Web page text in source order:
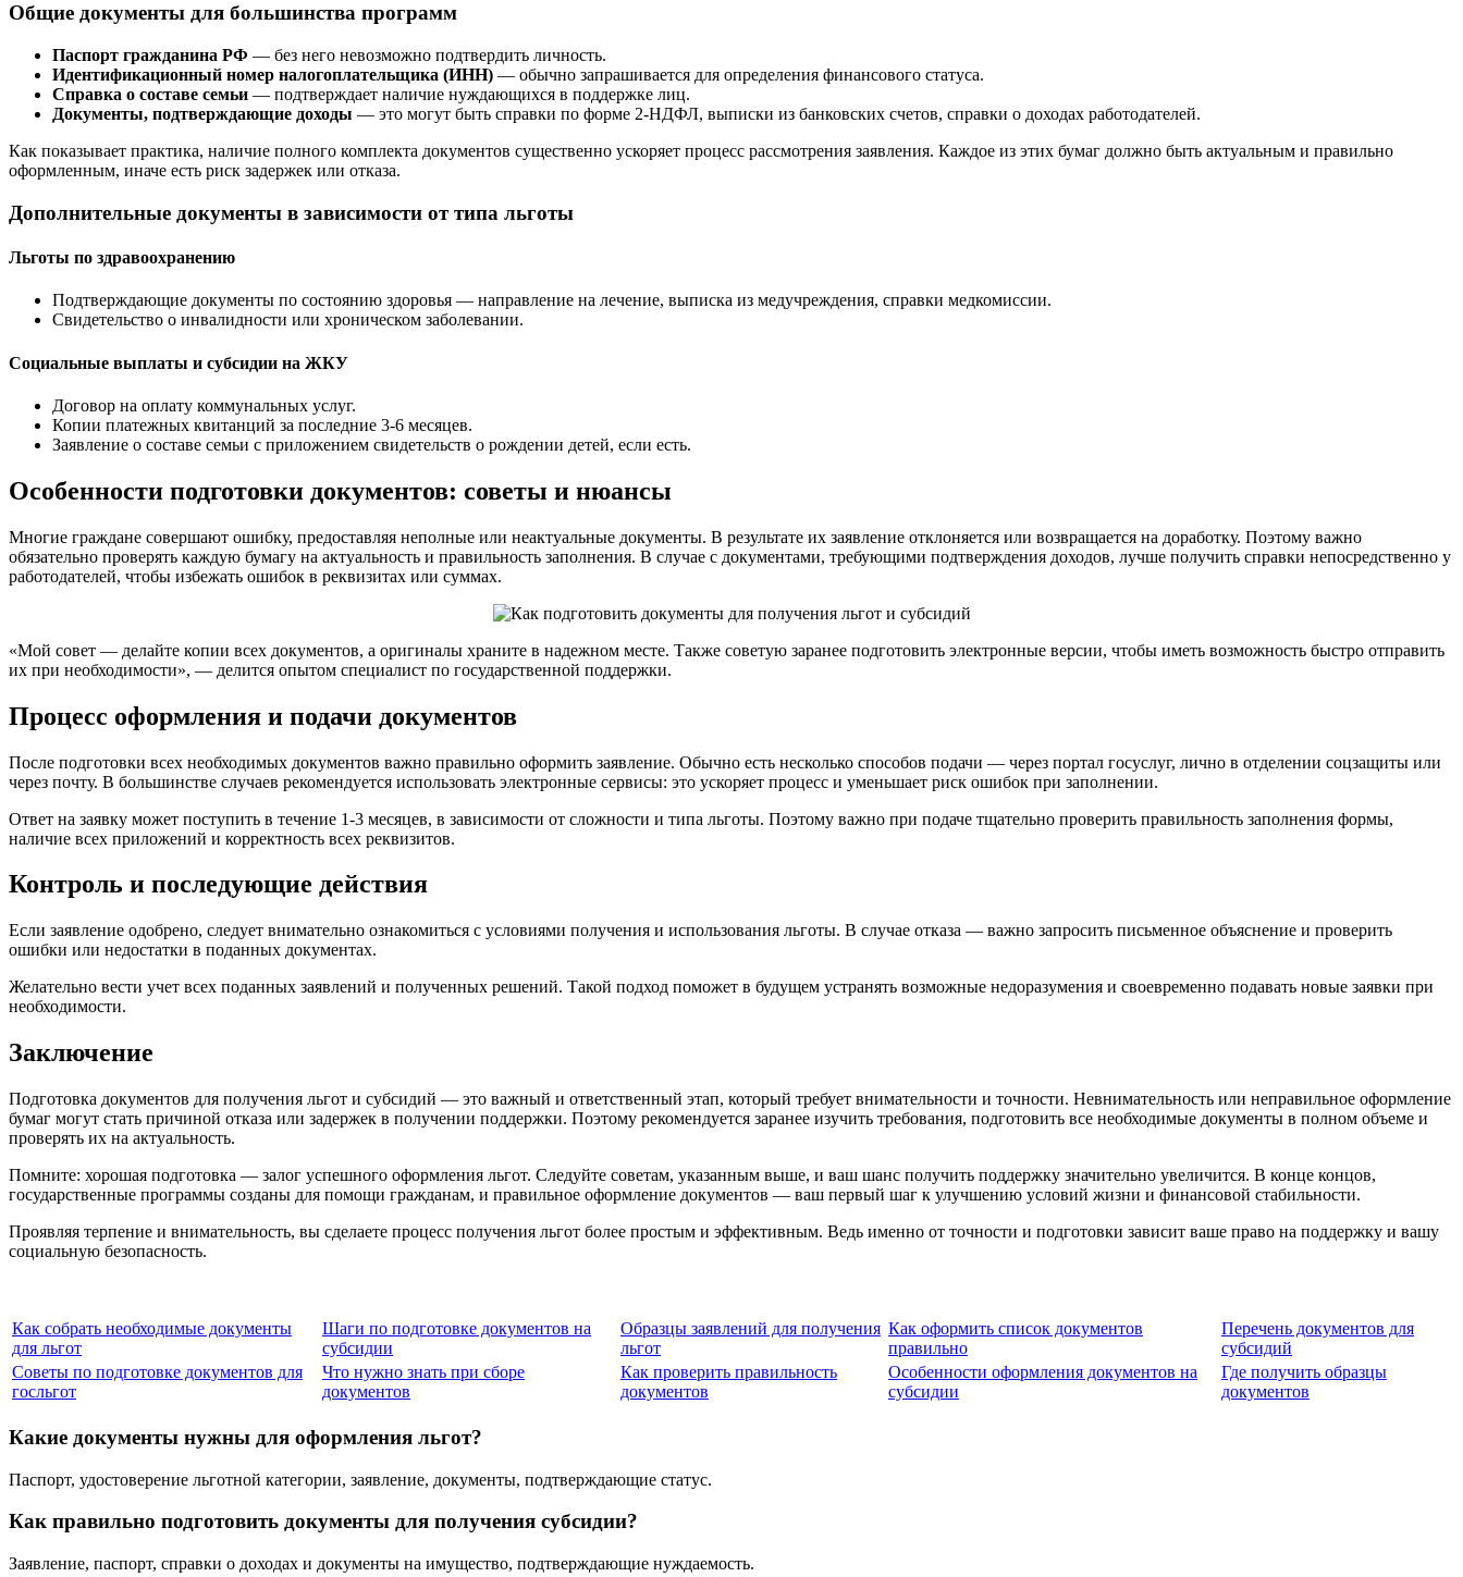
Общие документы для большинства программ
Паспорт гражданина РФ — без него невозможно подтвердить личность.
Идентификационный номер налогоплательщика (ИНН) — обычно запрашивается для определения финансового статуса.
Справка о составе семьи — подтверждает наличие нуждающихся в поддержке лиц.
Документы, подтверждающие доходы — это могут быть справки по форме 2-НДФЛ, выписки из банковских счетов, справки о доходах работодателей.
Как показывает практика, наличие полного комплекта документов существенно ускоряет процесс рассмотрения заявления. Каждое из этих бумаг должно быть актуальным и правильно
оформленным, иначе есть риск задержек или отказа.
Дополнительные документы в зависимости от типа льготы
Льготы по здравоохранению
Подтверждающие документы по состоянию здоровья — направление на лечение, выписка из медучреждения, справки медкомиссии.
Свидетельство о инвалидности или хроническом заболевании.
Социальные выплаты и субсидии на ЖКУ
Договор на оплату коммунальных услуг.
Копии платежных квитанций за последние 3-6 месяцев.
Заявление о составе семьи с приложением свидетельств о рождении детей, если есть.
Особенности подготовки документов: советы и нюансы
Многие граждане совершают ошибку, предоставляя неполные или неактуальные документы. В результате их заявление отклоняется или возвращается на доработку. Поэтому важно
обязательно проверять каждую бумагу на актуальность и правильность заполнения. В случае с документами, требующими подтверждения доходов, лучше получить справки непосредственно у
работодателей, чтобы избежать ошибок в реквизитах или суммах.
«Мой совет — делайте копии всех документов, а оригиналы храните в надежном месте. Также советую заранее подготовить электронные версии, чтобы иметь возможность быстро отправить
их при необходимости», — делится опытом специалист по государственной поддержки.
Процесс оформления и подачи документов
После подготовки всех необходимых документов важно правильно оформить заявление. Обычно есть несколько способов подачи — через портал госуслуг, лично в отделении соцзащиты или
через почту. В большинстве случаев рекомендуется использовать электронные сервисы: это ускоряет процесс и уменьшает риск ошибок при заполнении.
Ответ на заявку может поступить в течение 1-3 месяцев, в зависимости от сложности и типа льготы. Поэтому важно при подаче тщательно проверить правильность заполнения формы,
наличие всех приложений и корректность всех реквизитов.
Контроль и последующие действия
Если заявление одобрено, следует внимательно ознакомиться с условиями получения и использования льготы. В случае отказа — важно запросить письменное объяснение и проверить
ошибки или недостатки в поданных документах.
Желательно вести учет всех поданных заявлений и полученных решений. Такой подход поможет в будущем устранять возможные недоразумения и своевременно подавать новые заявки при
необходимости.
Заключение
Подготовка документов для получения льгот и субсидий — это важный и ответственный этап, который требует внимательности и точности. Невнимательность или неправильное оформление
бумаг могут стать причиной отказа или задержек в получении поддержки. Поэтому рекомендуется заранее изучить требования, подготовить все необходимые документы в полном объеме и
проверять их на актуальность.
Помните: хорошая подготовка — залог успешного оформления льгот. Следуйте советам, указанным выше, и ваш шанс получить поддержку значительно увеличится. В конце концов,
государственные программы созданы для помощи гражданам, и правильное оформление документов — ваш первый шаг к улучшению условий жизни и финансовой стабильности.
Проявляя терпение и внимательность, вы сделаете процесс получения льгот более простым и эффективным. Ведь именно от точности и подготовки зависит ваше право на поддержку и вашу
социальную безопасность.
Как собрать необходимые документы
для льгот
Шаги по подготовке документов на
субсидии
Образцы заявлений для получения
льгот
Как оформить список документов
правильно
Перечень документов для
субсидий
Советы по подготовке документов для
госльгот
Что нужно знать при сборе
документов
Как проверить правильность
документов
Особенности оформления документов на
субсидии
Где получить образцы
документов
Какие документы нужны для оформления льгот?
Паспорт, удостоверение льготной категории, заявление, документы, подтверждающие статус.
Как правильно подготовить документы для получения субсидии?
Заявление, паспорт, справки о доходах и документы на имущество, подтверждающие нуждаемость.